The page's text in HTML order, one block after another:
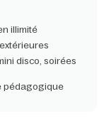
illimité
disco, soirées
pédagogique